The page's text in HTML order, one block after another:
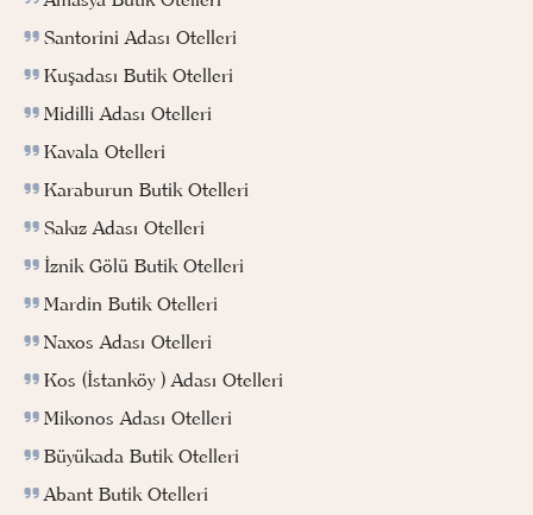
Santorini Adası Otelleri
Kuşadası Butik Otelleri
Midilli Adası Otelleri
Kavala Otelleri
Karaburun Butik Otelleri
Sakız Adası Otelleri
İznik Gölü Butik Otelleri
Mardin Butik Otelleri
Naxos Adası Otelleri
Kos (İstanköy ) Adası Otelleri
Mikonos Adası Otelleri
Büyükada Butik Otelleri
Abant Butik Otelleri